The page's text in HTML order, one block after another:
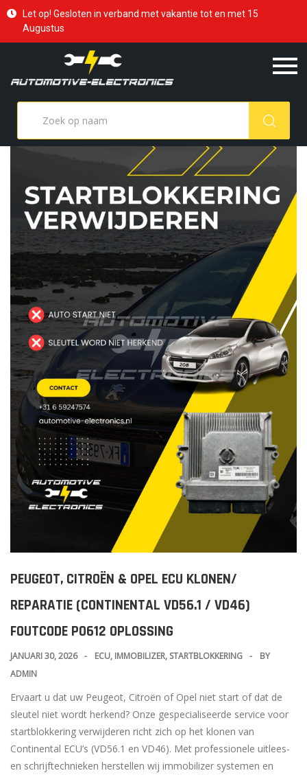
Let op! Gesloten in verband met vakantie tot en met 15
Augustus
PEUGEOT, CITROËN & OPEL ECU KLONEN/
REPARATIE (CONTINENTAL VD56.1 / VD46)
FOUTCODE P0612 OPLOSSING
JANUARI 30, 2026 ECU, IMMOBILIZER, STARTBLOKKERING
BY
ADMIN
Ervaart u dat uw Peugeot, Citroën of Opel niet start of dat de
sleutel niet wordt herkend? Onze gespecialiseerde service voor
startblokkering verwijderen richt zich op het klonen van
Continental ECU’s (VD56.1 en VD46). Met professionele uitlees-
en schrijftechnieken herstellen wij immobilizer systemen en